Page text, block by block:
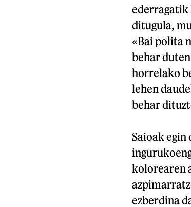
ederragatik
ditugula,
«Bai polita
behar
horrelako
lehen
behar
Saioak
kolorearen
ezberdina